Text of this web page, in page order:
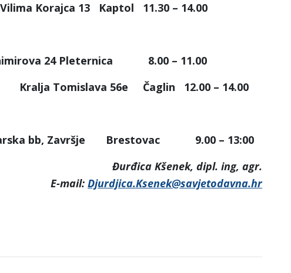
Korajca 13 Kaptol 11.30 – 14.00
24 Pleternica 8.00 – 11.00
Tomislava 56e Čaglin 12.00 – 14.00
bb, Završje Brestovac 9.00 – 13:00
Đurđica Kšenek, dipl. ing, agr.
E-mail: Djurdjica.Ksenek@savjetodavna.hr